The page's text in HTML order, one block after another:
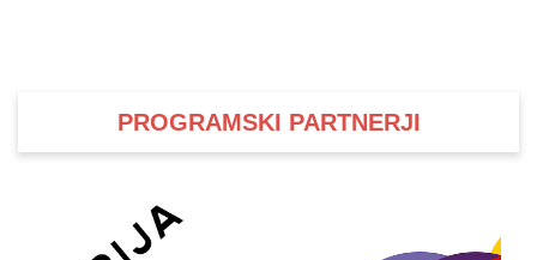
PROGRAMSKI PARTNERJI